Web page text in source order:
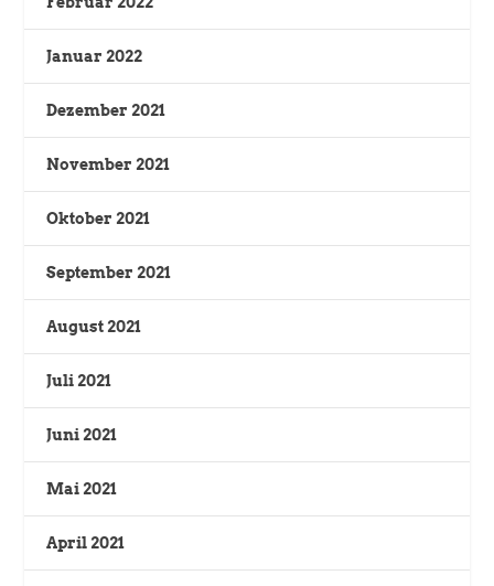
Januar 2022
Dezember 2021
November 2021
Oktober 2021
September 2021
August 2021
Juli 2021
Juni 2021
Mai 2021
April 2021